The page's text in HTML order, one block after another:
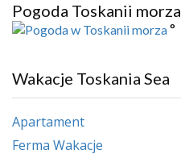
Pogoda Toskanii morza
°
Wakacje Toskania Sea
Apartament
Ferma Wakacje